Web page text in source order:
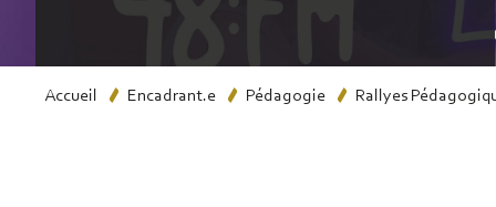
Accueil Encadrant.e Pédagogie Rallyes